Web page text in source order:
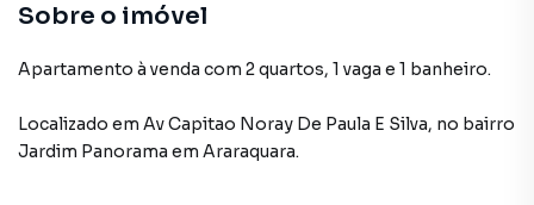
Sobre o imóvel
Apartamento à venda com 2 quartos, 1 vaga e 1 banheiro.
Localizado em Av Capitao Noray De Paula E Silva, no bairro
Jardim Panorama em Araraquara.